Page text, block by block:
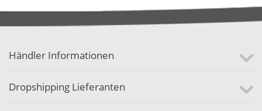
Händler Informationen
Dropshipping Lieferanten